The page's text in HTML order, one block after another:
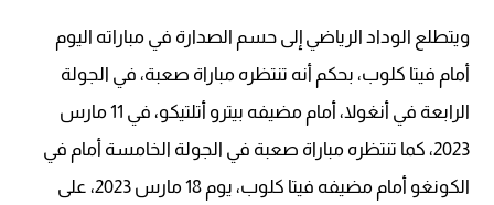
ويتطلع الوداد الرياضي إلى حسم الصدارة في مباراته اليوم
أمام فيتا كلوب، بحكم أنه تنتظره مباراة صعبة، في الجولة
الرابعة في أنغولا، أمام مضيفه بيترو أتلتيكو، في 11 مارس
2023، كما تنتظره مباراة صعبة في الجولة الخامسة أمام في
الكونغو أمام مضيفه فيتا كلوب، يوم 18 مارس 2023، على